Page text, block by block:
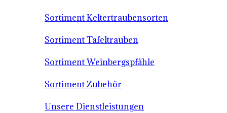
Sortiment Keltertraubensorten
Sortiment Tafeltrauben
Sortiment Weinbergspfähle
Sortiment Zubehör
Unsere Dienstleistungen